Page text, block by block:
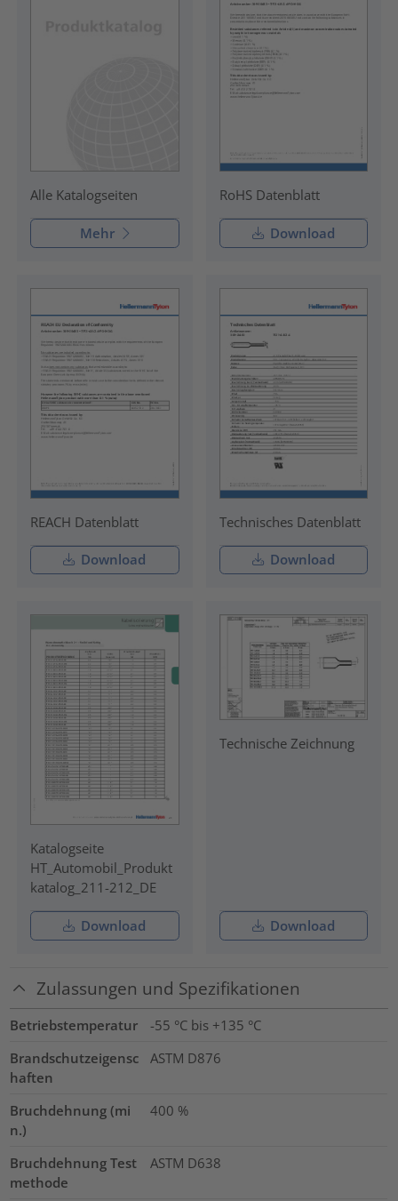
Alle Katalogseiten
Mehr
RoHS Datenblatt
Download
REACH Datenblatt
Download
Technisches Datenblatt
Download
Katalogseite
HT_Automobil_Produkt
katalog_211-212_DE
Download
Technische Zeichnung
Download
Zulassungen und Spezifikationen
Betriebstemperatur
-55 °C bis +135 °C
Brandschutzeigensc
haften
ASTM D876
Bruchdehnung (mi
n.)
400 %
Bruchdehnung Test
methode
ASTM D638